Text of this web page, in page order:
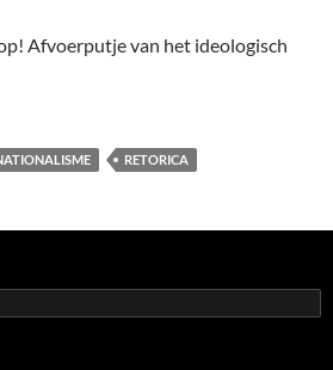
Afvoerputje van het ideologisch
– van een afstand gezien
RETORICA